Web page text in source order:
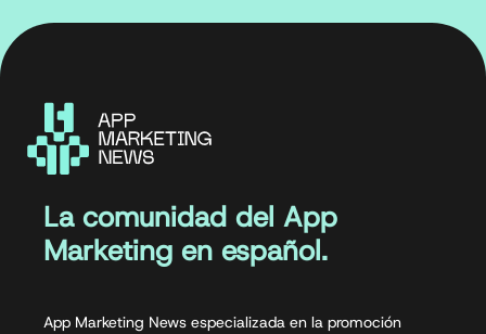
La comunidad del App
Marketing en español.
App Marketing News especializada en la promoción